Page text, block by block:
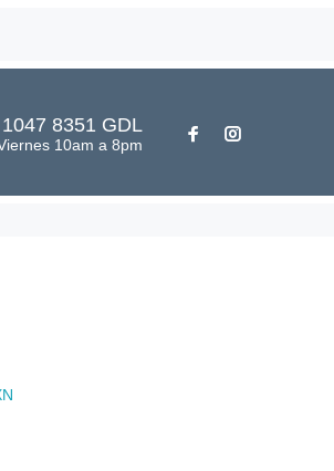
8351 GDL
10am a 8pm